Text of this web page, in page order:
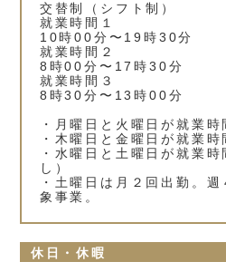
交替制（シフト制）
就業時間１
10時00分〜19時30分
就業時間２
8時00分〜17時30分
就業時間３
8時30分〜13時00分
・月曜日と火曜日が就業時
・木曜日と金曜日が就業時
・水曜日と土曜日が就業
し）
・土曜日は月２回出勤。
象事業。
休日・休暇